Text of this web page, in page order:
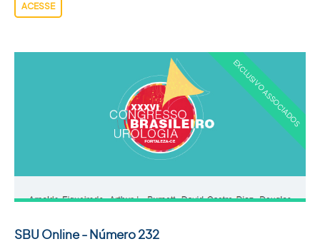
ACESSE
SBU Online - Número 232